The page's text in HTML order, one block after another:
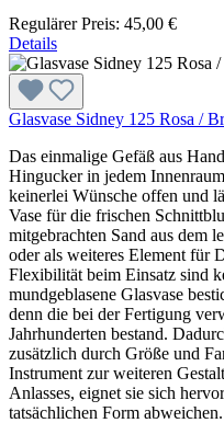
Regulärer Preis: 45,00 €
Details
Glasvase Sidney 125 Rosa /
Das einmalige Gefäß aus
Hingucker in jedem
keinerlei Wünsche offen und
Vase für die frischen
mitgebrachten Sand aus dem
oder als weiteres Element für
Flexibilität beim Einsatz sind
mundgeblasene Glasvase
denn die bei der Fertigung
Jahrhunderten bestand.
zusätzlich durch Größe und
Instrument zur weiteren
Anlasses, eignet sie sich
tatsächlichen Form abweichen.